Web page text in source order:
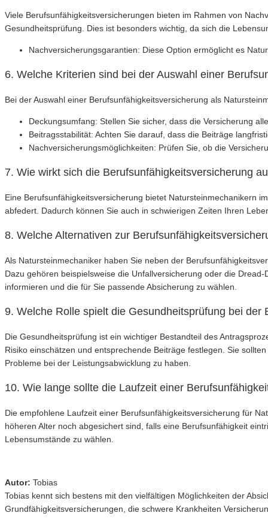
Viele Berufsunfähigkeitsversicherungen bieten im Rahmen von
Gesundheitsprüfung. Dies ist besonders wichtig, da sich die
Nachversicherungsgarantien: Diese Option ermöglicht es
6. Welche Kriterien sind bei der Auswahl einer
Bei der Auswahl einer Berufsunfähigkeitsversicherung als
Deckungsumfang: Stellen Sie sicher, dass die Versicherung
Beitragsstabilität: Achten Sie darauf, dass die Beiträge
Nachversicherungsmöglichkeiten: Prüfen Sie, ob die
7. Wie wirkt sich die Berufsunfähigkeitsversicherung
Eine Berufsunfähigkeitsversicherung bietet Natursteinmechanikern
abfedert. Dadurch können Sie auch in schwierigen Zeiten Ihren
8. Welche Alternativen zur
Als Natursteinmechaniker haben Sie neben der
Dazu gehören beispielsweise die Unfallversicherung oder die
informieren und die für Sie passende Absicherung zu wählen.
9. Welche Rolle spielt die Gesundheitsprüfung bei
Die Gesundheitsprüfung ist ein wichtiger Bestandteil des
Risiko einschätzen und entsprechende Beiträge festlegen. Sie
Probleme bei der Leistungsabwicklung zu haben.
10. Wie lange sollte die Laufzeit einer
Die empfohlene Laufzeit einer Berufsunfähigkeitsversicherung für
höheren Alter noch abgesichert sind, falls eine Berufsunfähigkeit
Lebensumstände zu wählen.
Autor: Tobias
Tobias kennt sich bestens mit den vielfältigen Möglichkeiten der
Grundfähigkeitsversicherungen, die schwere Krankheiten